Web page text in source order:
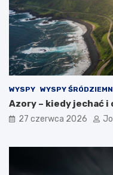
WYSPY WYSPY
Azory – kiedy jechać
27 czerwca 2026